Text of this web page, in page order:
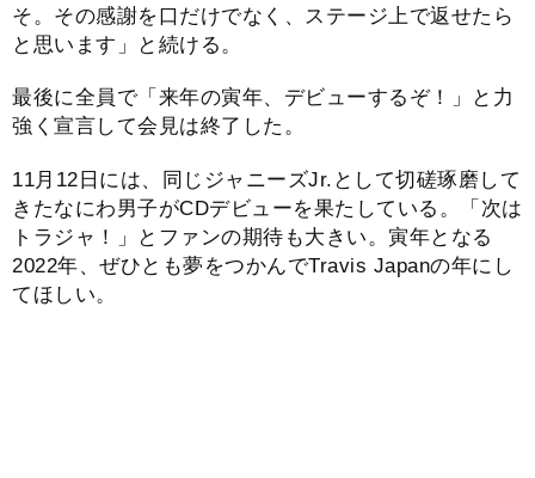
そ。その感謝を口だけでなく、ステージ上で返せたら
と思います」と続ける。
最後に全員で「来年の寅年、デビューするぞ！」と力
強く宣言して会見は終了した。
11月12日には、同じジャニーズJr.として切磋琢磨して
きたなにわ男子がCDデビューを果たしている。「次は
トラジャ！」とファンの期待も大きい。寅年となる
2022年、ぜひとも夢をつかんでTravis Japanの年にし
てほしい。